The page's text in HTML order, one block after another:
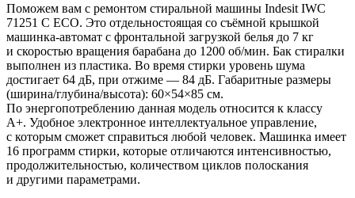
Поможем вам с ремонтом стиральной машины Indesit IWC
71251 C ECO. Это отдельностоящая со съёмной крышкой
машинка-автомат с фронтальной загрузкой белья до 7 кг
и скоростью вращения барабана до 1200 об/мин. Бак стиралки
выполнен из пластика. Во время стирки уровень шума
достигает 64 дБ, при отжиме — 84 дБ. Габаритные размеры
(ширина/глубина/высота): 60×54×85 см.
По энергопотреблению данная модель относится к классу
A+. Удобное электронное интеллектуальное управление,
с которым сможет справиться любой человек. Машинка имеет
16 программ стирки, которые отличаются интенсивностью,
продолжительностью, количеством циклов полоскания
и другими параметрами.